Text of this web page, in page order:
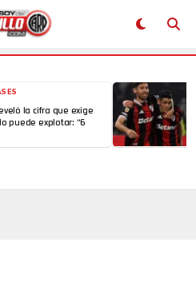
la cifra que exige
puede explotar: “6